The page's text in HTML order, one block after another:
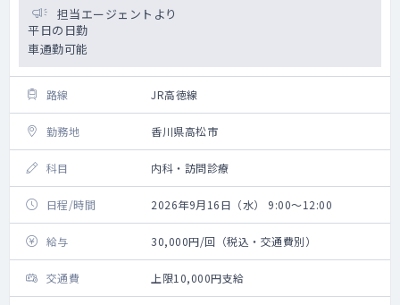
担当エージェントより
平日の日勤
車通勤可能
路線 JR高徳線
勤務地 香川県高松市
科目 内科・訪問診療
日程/時間 2026年9月16日（水） 9:00～12:00
給与 30,000円/回（税込・交通費別）
交通費 上限10,000円支給